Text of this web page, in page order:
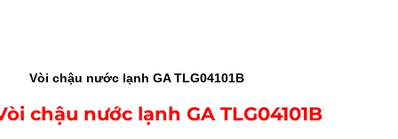
Vòi chậu nước lạnh GA TLG04101B
chậu nước lạnh GA TLG04101B